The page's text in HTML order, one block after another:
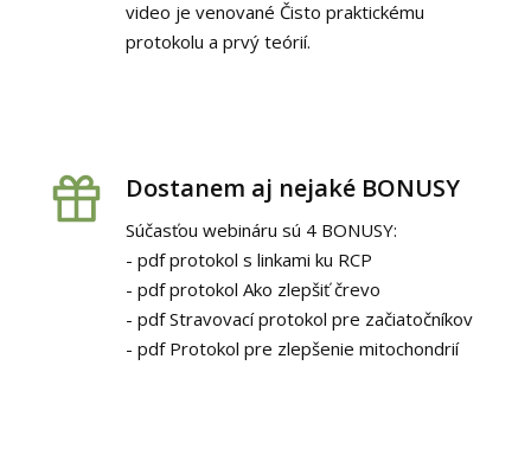
video je venované Čisto praktickému
protokolu a prvý teórií.
Dostanem aj nejaké BONUSY
Súčasťou webináru sú 4 BONUSY:
- pdf protokol s linkami ku RCP
- pdf protokol Ako zlepšiť črevo
- pdf Stravovací protokol pre začiatočníkov
- pdf Protokol pre zlepšenie mitochondrií